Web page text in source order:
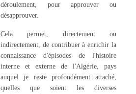
déroulement, pour approuver ou
désapprouver.
Cela permet, directement ou
indirectement, de contribuer à enrichir la
connaissance d'épisodes de l'histoire
interne et externe de l'Algérie, pays
auquel je reste profondément attaché,
quelles que soient les diverses